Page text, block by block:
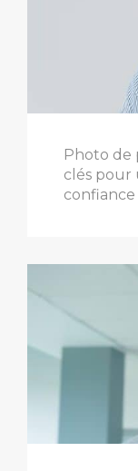
Photo de
clés pour
confiance